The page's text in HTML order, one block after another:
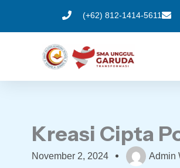
(+62) 812-1414-5611
Kreasi Cipta
November 2, 2024 Admin